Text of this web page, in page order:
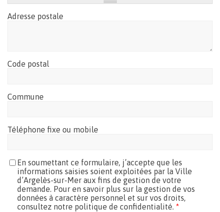
Adresse postale
Code postal
Commune
Téléphone fixe ou mobile
En soumettant ce formulaire, j’accepte que les
informations saisies soient exploitées par la Ville
d’Argelès-sur-Mer aux fins de gestion de votre
demande. Pour en savoir plus sur la gestion de vos
données à caractère personnel et sur vos droits,
consultez notre politique de confidentialité. *